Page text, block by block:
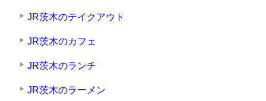
JR茨木のテイクアウト
JR茨木のカフェ
JR茨木のランチ
JR茨木のラーメン